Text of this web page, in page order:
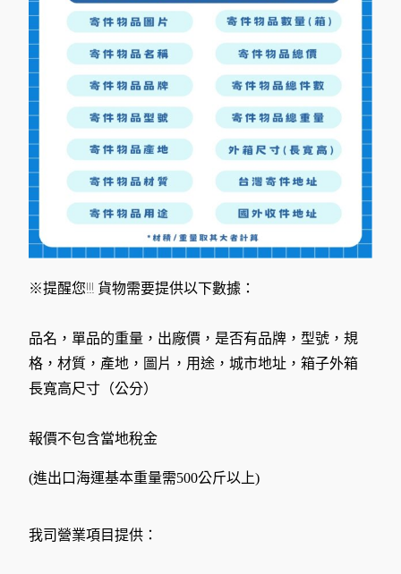
※提醒您!!! 貨物需要提供以下數據：
品名，單品的重量，出廠價，是否有品牌，型號，規
格，材質，產地，圖片，用途，城市地址，箱子外箱
長寬高尺寸（公分）
報價不包含當地稅金
(進出口海運基本重量需500公斤以上)
我司營業項目提供：